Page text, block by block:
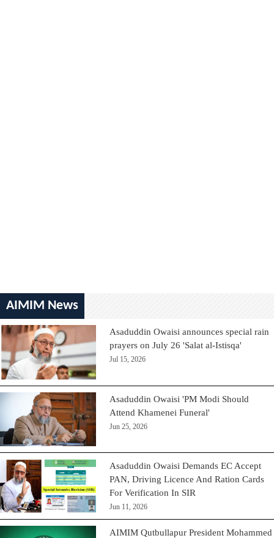
AIMIM News
Asaduddin Owaisi announces special rain
prayers on July 26 'Salat al-Istisqa'
Jul 15, 2026
Asaduddin Owaisi 'PM Modi Should
Attend Khamenei Funeral'
Jun 25, 2026
Asaduddin Owaisi Demands EC Accept
PAN, Driving Licence And Ration Cards
For Verification In SIR
Jun 11, 2026
AIMIM Qutbullapur President Mohammed